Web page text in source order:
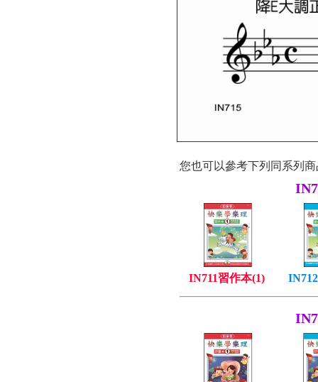
您也可以參考下列同系列
IN711習作本(1)